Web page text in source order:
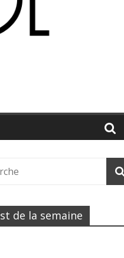
de la semaine